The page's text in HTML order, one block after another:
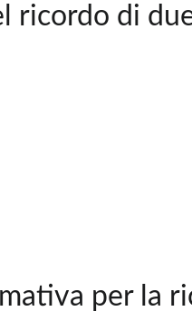
ricordo di
per la